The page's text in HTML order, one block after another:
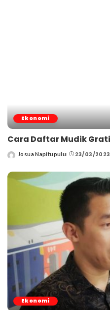
Ekonomi
Cara Daftar Mudik
Posted
Josua Napitupulu 23/03/2023
Ekonomi